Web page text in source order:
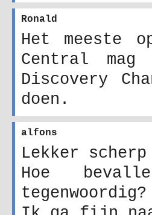
Ronald
Het meeste
Central
Discovery
doen.
alfons
Lekker
Hoe
tegenwoordig?